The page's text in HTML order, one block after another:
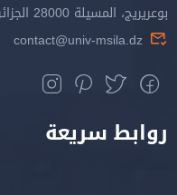
بوعريريج، المسيلة 28000 الجزائر
contact@univ-msila.dz
روابط سريعة